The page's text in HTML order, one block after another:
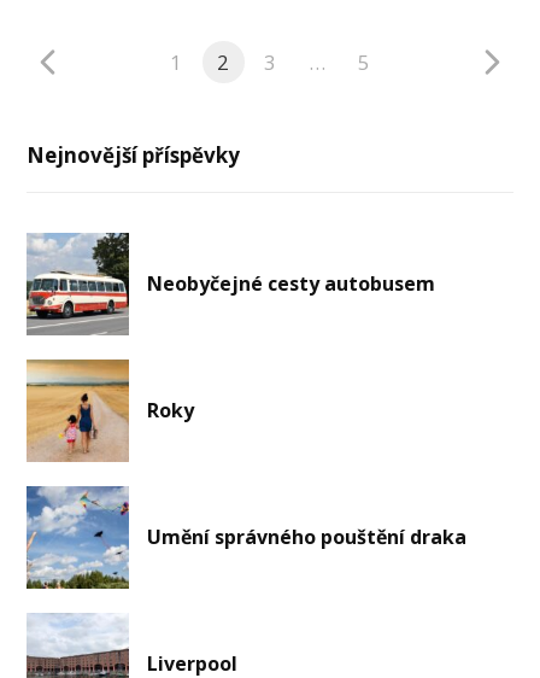
1 2 3 … 5
Nejnovější příspěvky
Neobyčejné cesty autobusem
Roky
Umění správného pouštění draka
Liverpool